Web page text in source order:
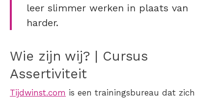
leer slimmer werken in plaats van
harder.
Wie zijn wij? | Cursus
Assertiviteit
Tijdwinst.com is een trainingsbureau dat zich